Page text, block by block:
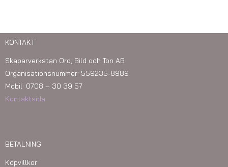
KONTAKT
Skaparverkstan Ord, Bild och Ton AB
Organisationsnummer: 559235-8989
Mobil: 0708 – 30 39 57
Kontaktsida
BETALNING
Köpvillkor